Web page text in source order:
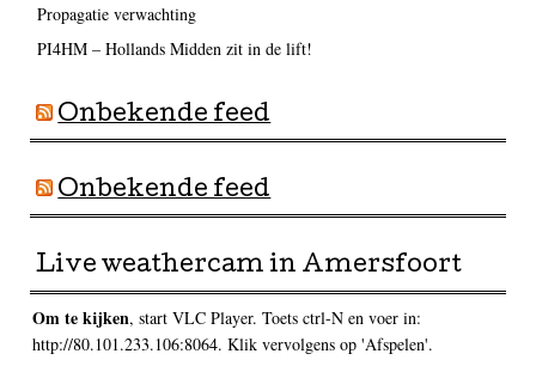
Propagatie verwachting
PI4HM – Hollands Midden zit in de lift!
Onbekende feed
Onbekende feed
Live weathercam in Amersfoort
Om te kijken, start VLC Player. Toets ctrl-N en voer in:
http://80.101.233.106:8064. Klik vervolgens op 'Afspelen'.